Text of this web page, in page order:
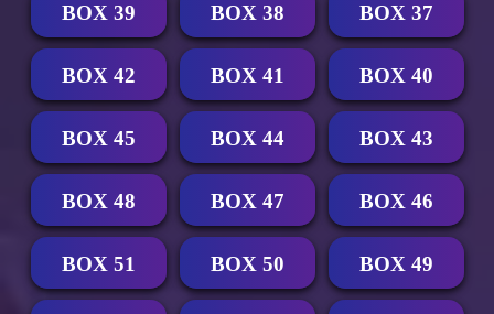
BOX 37
BOX 38
BOX 39
BOX 40
BOX 41
BOX 42
BOX 43
BOX 44
BOX 45
BOX 46
BOX 47
BOX 48
BOX 49
BOX 50
BOX 51